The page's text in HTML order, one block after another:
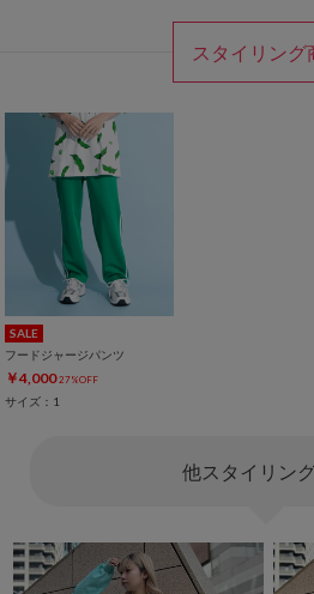
スタイリング
SALE
フードジャージパンツ
￥4,000 27%OFF
サイズ：1
他スタイリン